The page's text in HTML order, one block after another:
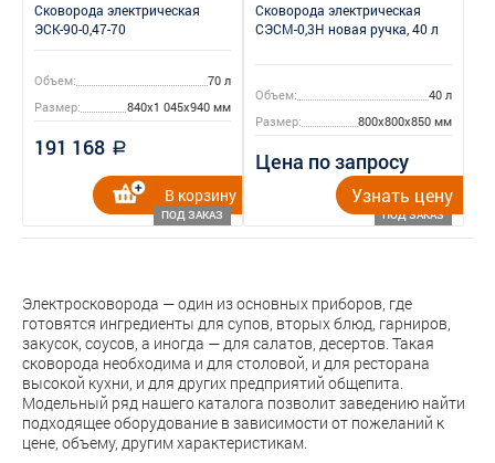
Сковорода электрическая
ЭСК-90-0,47-70
Объем:
70 л
Размер:
840x1 045x940 мм
191 168 a
ПОД ЗАКАЗ
В корзину
Сковорода электрическая
СЭСМ-0,3Н новая ручка, 40 л
Объем:
40 л
Размер:
800x800x850 мм
Цена по запросу
ПОД ЗАКАЗ
Узнать цену
Электросковорода — один из основных приборов, где
готовятся ингредиенты для супов, вторых блюд, гарниров,
закусок, соусов, а иногда — для салатов, десертов. Такая
сковорода необходима и для столовой, и для ресторана
высокой кухни, и для других предприятий общепита.
Модельный ряд нашего каталога позволит заведению найти
подходящее оборудование в зависимости от пожеланий к
цене, объему, другим характеристикам.